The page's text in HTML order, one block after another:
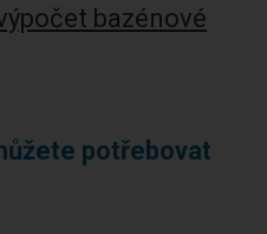
bazénové
potřebovat